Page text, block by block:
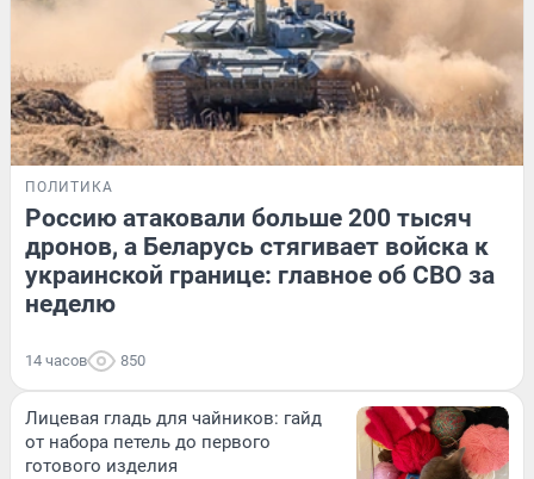
ПОЛИТИКА
Россию атаковали больше 200 тысяч
дронов, а Беларусь стягивает войска к
украинской границе: главное об СВО за
неделю
14 часов 850
Лицевая гладь для чайников: гайд
от набора петель до первого
готового изделия